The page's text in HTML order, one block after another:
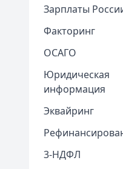
Зарплаты
Факторинг
ОСАГО
Юридическая
информация
Эквайринг
3-НДФЛ